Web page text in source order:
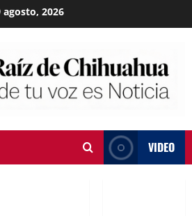
agosto, 2026
VIDEO